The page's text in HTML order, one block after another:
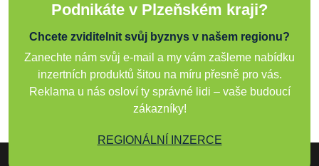
Podnikáte v Plzeňském kraji?
Chcete zviditelnit svůj byznys v našem regionu?
Zanechte nám svůj e-mail a my vám zašleme nabídku
inzertních produktů šitou na míru přesně pro vás.
Reklama u nás osloví ty správné lidi – vaše budoucí
zákazníky!
REGIONÁLNÍ INZERCE